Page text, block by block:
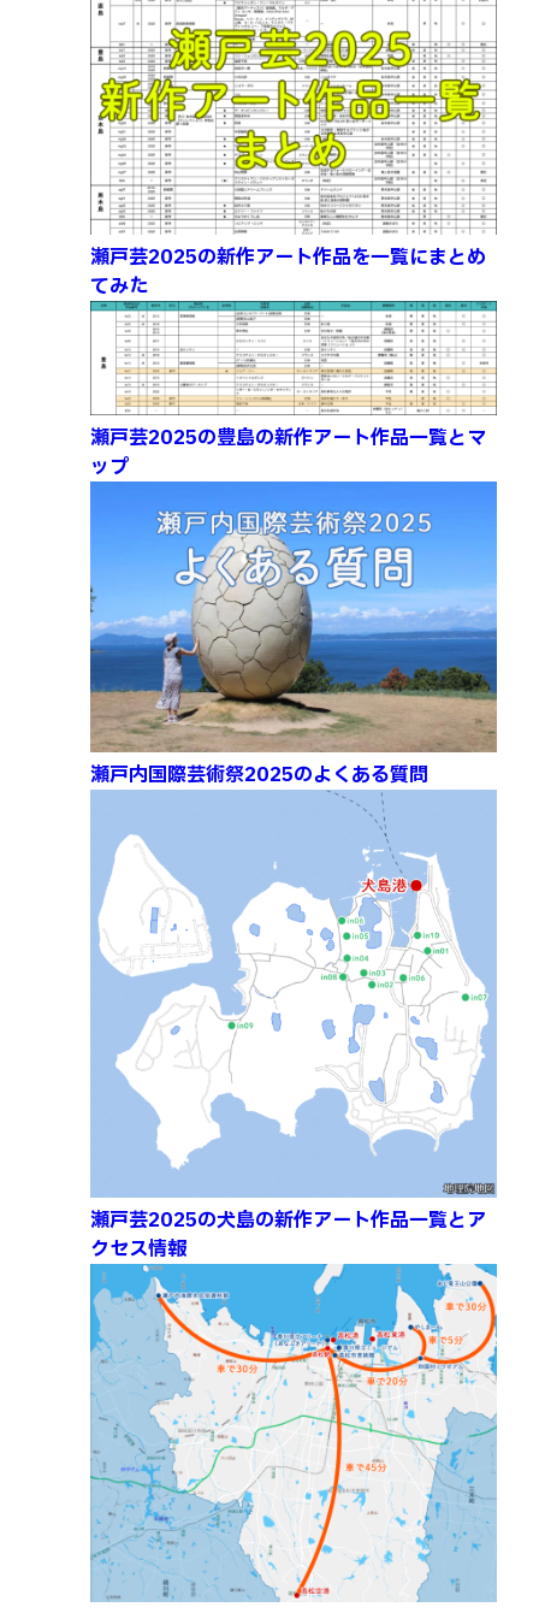
瀬戸芸2025の新作アート作品を一覧にまとめ
てみた
瀬戸芸2025の豊島の新作アート作品一覧とマ
ップ
瀬戸内国際芸術祭2025のよくある質問
瀬戸芸2025の犬島の新作アート作品一覧とア
クセス情報